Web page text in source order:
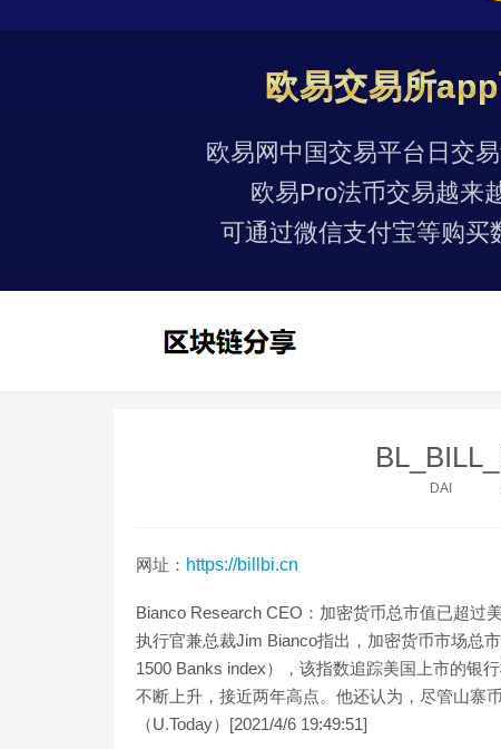
欧易交易所
欧易网中国交易平台日交
欧易Pro法币交易越来
可通过微信支付宝等购买
DAI
网址： https://billbi.cn
Bianco Research CEO：加密货币总市值已超过
执行官兼总裁Jim Bianco指出，加密货币市场总
1500 Banks index），该指数追踪美国上市的银
不断上升，接近两年高点。他还认为，尽管山寨
（U.Today）[2021/4/6 19:49:51]